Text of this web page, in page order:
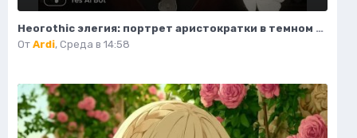
Неогothic элегия: портрет аристократки в темном величии библиотеки. Картинка из нейронной сети Миджорни
От Ardi, Среда в 14:58